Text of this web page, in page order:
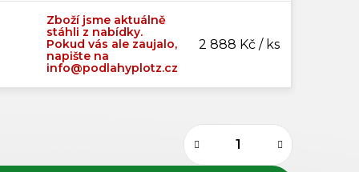
Zboží jsme aktuálně
stáhli z nabídky.
Pokud vás ale zaujalo,
napište na
info@podlahyplotz.cz
2 888 Kč / ks